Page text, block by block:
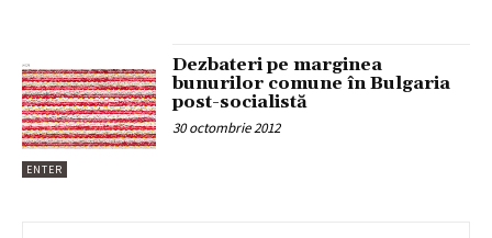
ENTER
Dezbateri pe marginea
bunurilor comune în Bulgaria
post-socialistă
30 octombrie 2012